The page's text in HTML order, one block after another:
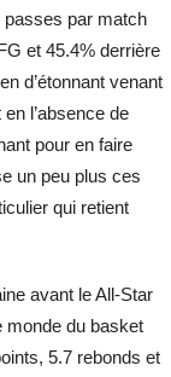
passes par match
et 45.4% derrière
d’étonnant venant
l’absence de
pour en faire
un peu plus ces
qui retient
avant le All-Star
monde du basket
5.7 rebonds et